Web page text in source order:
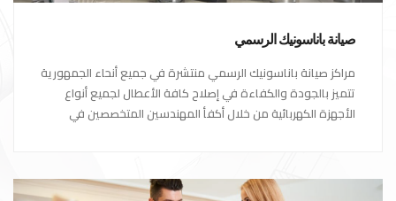
صيانة باناسونيك الرسمي
مراكز صيانة باناسونيك الرسمي منتشرة في جميع أنحاء الجمهورية
تتميز بالجودة والكفاءة في إصلاح كافة الأعطال لجميع أنواع
الأجهزة الكهربائية من خلال أكفأ المهندسين المتخصصين في